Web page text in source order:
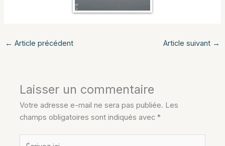
← Article précédent Article suivant →
Laisser un commentaire
Votre adresse e-mail ne sera pas publiée. Les
champs obligatoires sont indiqués avec*
Écrivez